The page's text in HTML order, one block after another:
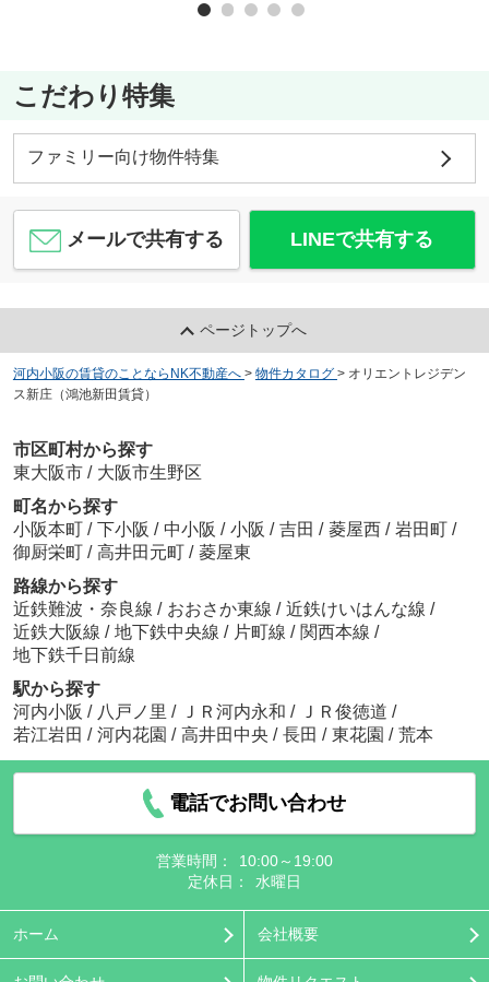
こだわり特集
ファミリー向け物件特集
メールで共有する LINEで共有する
ページトップへ
河内小阪の賃貸のことならNK不動産へ > 物件カタログ > オリエントレジデン
ス新庄（鴻池新田賃貸）
市区町村から探す
東大阪市 / 大阪市生野区
町名から探す
小阪本町 / 下小阪 / 中小阪 / 小阪 / 吉田 / 菱屋西 / 岩田町 /
御厨栄町 / 高井田元町 / 菱屋東
路線から探す
近鉄難波・奈良線 / おおさか東線 / 近鉄けいはんな線 /
近鉄大阪線 / 地下鉄中央線 / 片町線 / 関西本線 /
地下鉄千日前線
駅から探す
河内小阪 / 八戸ノ里 / ＪＲ河内永和 / ＪＲ俊徳道 /
若江岩田 / 河内花園 / 高井田中央 / 長田 / 東花園 / 荒本
電話でお問い合わせ
営業時間：
10:00～19:00
定休日：
水曜日
ホーム 会社概要